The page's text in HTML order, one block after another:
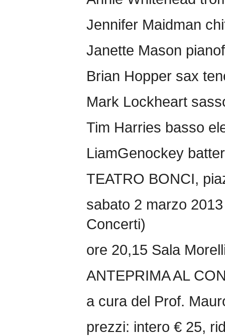
Jennifer Maidman
Janette Mason
Brian Hopper sax
Mark Lockheart
Tim Harries basso
LiamGenockey
TEATRO BONCI,
sabato 2 marzo
Concerti)
ore 20,15 Sala
ANTEPRIMA AL
a cura del Prof.
prezzi: intero € 25,